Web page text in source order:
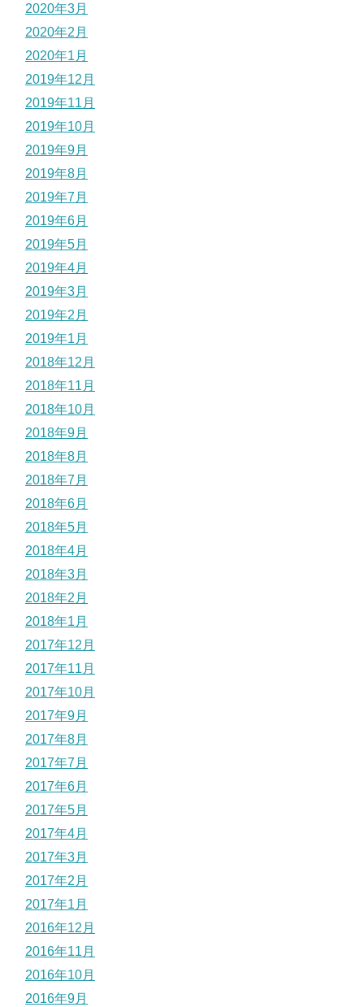
2020年3月
2020年2月
2020年1月
2019年12月
2019年11月
2019年10月
2019年9月
2019年8月
2019年7月
2019年6月
2019年5月
2019年4月
2019年3月
2019年2月
2019年1月
2018年12月
2018年11月
2018年10月
2018年9月
2018年8月
2018年7月
2018年6月
2018年5月
2018年4月
2018年3月
2018年2月
2018年1月
2017年12月
2017年11月
2017年10月
2017年9月
2017年8月
2017年7月
2017年6月
2017年5月
2017年4月
2017年3月
2017年2月
2017年1月
2016年12月
2016年11月
2016年10月
2016年9月